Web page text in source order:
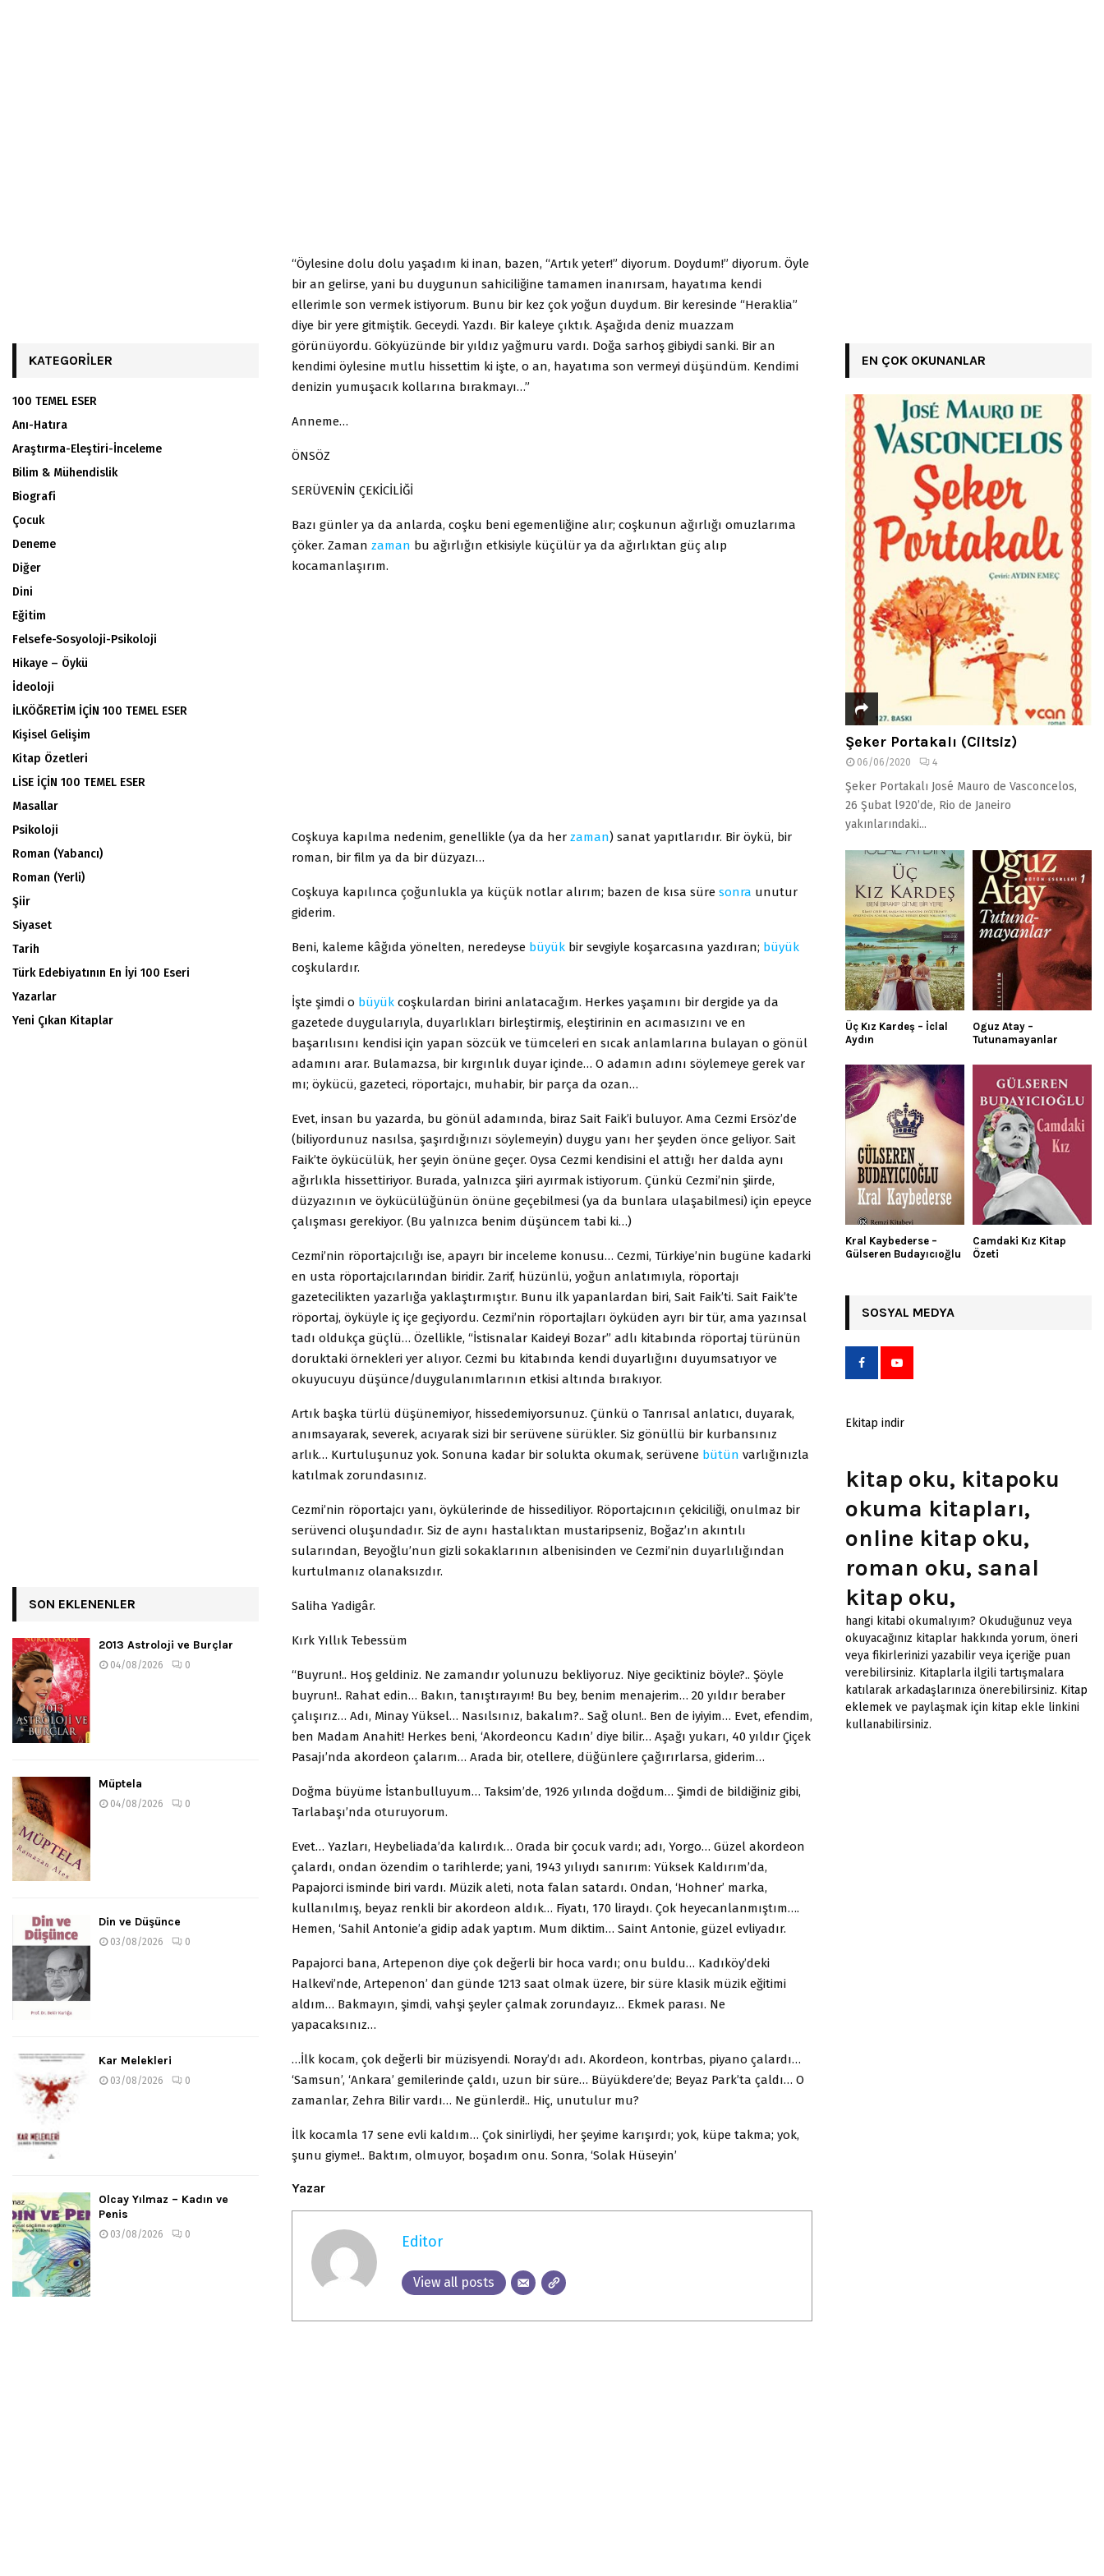
“Öylesine dolu dolu yaşadım ki inan, bazen, “Artık yeter!” diyorum. Doydum!” diyorum. Öyle
bir an gelirse, yani bu duygunun sahiciliğine tamamen inanırsam, hayatıma kendi
ellerimle son vermek istiyorum. Bunu bir kez çok yoğun duydum. Bir keresinde “Heraklia”
diye bir yere gitmiştik. Geceydi. Yazdı. Bir kaleye çıktık. Aşağıda deniz muazzam
görünüyordu. Gökyüzünde bir yıldız yağmuru vardı. Doğa sarhoş gibiydi sanki. Bir an
kendimi öylesine mutlu hissettim ki işte, o an, hayatıma son vermeyi düşündüm. Kendimi
denizin yumuşacık kollarına bırakmayı…”
Anneme…
ÖNSÖZ
SERÜVENİN ÇEKİCİLİĞİ
Bazı günler ya da anlarda, coşku beni egemenliğine alır; coşkunun ağırlığı omuzlarıma
çöker. Zaman zaman bu ağırlığın etkisiyle küçülür ya da ağırlıktan güç alıp
kocamanlaşırım.
Coşkuya kapılma nedenim, genellikle (ya da her zaman) sanat yapıtlarıdır. Bir öykü, bir
roman, bir film ya da bir düzyazı…
Coşkuya kapılınca çoğunlukla ya küçük notlar alırım; bazen de kısa süre sonra unutur
giderim.
Beni, kaleme kâğıda yönelten, neredeyse büyük bir sevgiyle koşarcasına yazdıran; büyük
coşkulardır.
İşte şimdi o büyük coşkulardan birini anlatacağım. Herkes yaşamını bir dergide ya da
gazetede duygularıyla, duyarlıkları birleştirmiş, eleştirinin en acımasızını ve en
başarılısını kendisi için yapan sözcük ve tümceleri en sıcak anlamlarına bulayan o gönül
adamını arar. Bulamazsa, bir kırgınlık duyar içinde… O adamın adını söylemeye gerek var
mı; öykücü, gazeteci, röportajcı, muhabir, bir parça da ozan…
Evet, insan bu yazarda, bu gönül adamında, biraz Sait Faik’i buluyor. Ama Cezmi Ersöz’de
(biliyordunuz nasılsa, şaşırdığınızı söylemeyin) duygu yanı her şeyden önce geliyor. Sait
Faik’te öykücülük, her şeyin önüne geçer. Oysa Cezmi kendisini el attığı her dalda aynı
ağırlıkla hissettiriyor. Burada, yalnızca şiiri ayırmak istiyorum. Çünkü Cezmi’nin şiirde,
düzyazının ve öykücülüğünün önüne geçebilmesi (ya da bunlara ulaşabilmesi) için epeyce
çalışması gerekiyor. (Bu yalnızca benim düşüncem tabi ki…)
Cezmi’nin röportajcılığı ise, apayrı bir inceleme konusu… Cezmi, Türkiye’nin bugüne kadarki
en usta röportajcılarından biridir. Zarif, hüzünlü, yoğun anlatımıyla, röportajı
gazetecilikten yazarlığa yaklaştırmıştır. Bunu ilk yapanlardan biri, Sait Faik’ti. Sait Faik’te
röportaj, öyküyle iç içe geçiyordu. Cezmi’nin röportajları öyküden ayrı bir tür, ama yazınsal
tadı oldukça güçlü… Özellikle, “İstisnalar Kaideyi Bozar” adlı kitabında röportaj türünün
doruktaki örnekleri yer alıyor. Cezmi bu kitabında kendi duyarlığını duyumsatıyor ve
okuyucuyu düşünce/duygulanımlarının etkisi altında bırakıyor.
Artık başka türlü düşünemiyor, hissedemiyorsunuz. Çünkü o Tanrısal anlatıcı, duyarak,
anımsayarak, severek, acıyarak sizi bir serüvene sürükler. Siz gönüllü bir kurbansınız
arlık… Kurtuluşunuz yok. Sonuna kadar bir solukta okumak, serüvene bütün varlığınızla
katılmak zorundasınız.
Cezmi’nin röportajcı yanı, öykülerinde de hissediliyor. Röportajcının çekiciliği, onulmaz bir
serüvenci oluşundadır. Siz de aynı hastalıktan mustaripseniz, Boğaz’ın akıntılı
sularından, Beyoğlu’nun gizli sokaklarının albenisinden ve Cezmi’nin duyarlılığından
kurtulmanız olanaksızdır.
Saliha Yadigâr.
Kırk Yıllık Tebessüm
“Buyrun!.. Hoş geldiniz. Ne zamandır yolunuzu bekliyoruz. Niye geciktiniz böyle?.. Şöyle
buyrun!.. Rahat edin… Bakın, tanıştırayım! Bu bey, benim menajerim… 20 yıldır beraber
çalışırız… Adı, Minay Yüksel… Nasılsınız, bakalım?.. Sağ olun!.. Ben de iyiyim… Evet, efendim,
ben Madam Anahit! Herkes beni, ‘Akordeoncu Kadın’ diye bilir… Aşağı yukarı, 40 yıldır Çiçek
Pasajı’nda akordeon çalarım… Arada bir, otellere, düğünlere çağırırlarsa, giderim…
Doğma büyüme İstanbulluyum… Taksim’de, 1926 yılında doğdum… Şimdi de bildiğiniz gibi,
Tarlabaşı’nda oturuyorum.
Evet… Yazları, Heybeliada’da kalırdık… Orada bir çocuk vardı; adı, Yorgo… Güzel akordeon
çalardı, ondan özendim o tarihlerde; yani, 1943 yılıydı sanırım: Yüksek Kaldırım’da,
Papajorci isminde biri vardı. Müzik aleti, nota falan satardı. Ondan, ‘Hohner’ marka,
kullanılmış, beyaz renkli bir akordeon aldık… Fiyatı, 170 liraydı. Çok heyecanlanmıştım….
Hemen, ‘Sahil Antonie’a gidip adak yaptım. Mum diktim… Saint Antonie, güzel evliyadır.
Papajorci bana, Artepenon diye çok değerli bir hoca vardı; onu buldu… Kadıköy’deki
Halkevi’nde, Artepenon’ dan günde 1213 saat olmak üzere, bir süre klasik müzik eğitimi
aldım… Bakmayın, şimdi, vahşi şeyler çalmak zorundayız… Ekmek parası. Ne
yapacaksınız…
…İlk kocam, çok değerli bir müzisyendi. Noray’dı adı. Akordeon, kontrbas, piyano çalardı…
‘Samsun’, ‘Ankara’ gemilerinde çaldı, uzun bir süre… Büyükdere’de; Beyaz Park’ta çaldı… O
zamanlar, Zehra Bilir vardı… Ne günlerdi!.. Hiç, unutulur mu?
İlk kocamla 17 sene evli kaldım… Çok sinirliydi, her şeyime karışırdı; yok, küpe takma; yok,
şunu giyme!.. Baktım, olmuyor, boşadım onu. Sonra, ‘Solak Hüseyin’
Yazar
Editor
View all posts
KATEGORILER
100 TEMEL ESER
Anı-Hatıra
Araştırma-Eleştiri-İnceleme
Bilim & Mühendislik
Biografi
Çocuk
Deneme
Diğer
Dini
Eğitim
Felsefe-Sosyoloji-Psikoloji
Hikaye – Öykü
İdeoloji
İLKÖĞRETİM İÇİN 100 TEMEL ESER
Kişisel Gelişim
Kitap Özetleri
LİSE İÇİN 100 TEMEL ESER
Masallar
Psikoloji
Roman (Yabancı)
Roman (Yerli)
Şiir
Siyaset
Tarih
Türk Edebiyatının En İyi 100 Eseri
Yazarlar
Yeni Çıkan Kitaplar
SON EKLENENLER
2013 Astroloji ve Burçlar
04/08/2026 0
Müptela
04/08/2026 0
Din ve Düşünce
03/08/2026 0
Kar Melekleri
03/08/2026 0
Olcay Yılmaz – Kadın ve
Penis
03/08/2026 0
EN ÇOK OKUNANLAR
Şeker Portakalı (Ciltsiz)
06/06/2020 4
Şeker Portakalı José Mauro de Vasconcelos,
26 Şubat l920’de, Rio de Janeiro
yakınlarındaki...
Üç Kız Kardeş – İclal
Aydın
Oguz Atay –
Tutunamayanlar
Kral Kaybederse –
Gülseren Budayıcıoğlu
Camdaki Kız Kitap
Özeti
SOSYAL MEDYA
Ekitap indir
kitap oku, kitapoku
okuma kitapları,
online kitap oku,
roman oku, sanal
kitap oku,
hangi kitabi okumalıyım? Okuduğunuz veya
okuyacağınız kitaplar hakkında yorum, öneri
veya fikirlerinizi yazabilir veya içeriğe puan
verebilirsiniz. Kitaplarla ilgili tartışmalara
katılarak arkadaşlarınıza önerebilirsiniz. Kitap
eklemek ve paylaşmak için kitap ekle linkini
kullanabilirsiniz.